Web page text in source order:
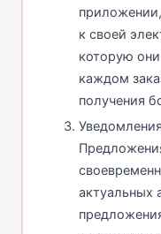
к своей
которую
каждом
получения
актуальных